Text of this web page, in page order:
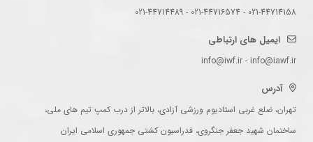
021-44714158 - 021-44716574 - 021-44714489
ایمیل های ارتباطی
info@iwf.ir - info@iawf.ir
آدرس
تهران، ضلع غربی استادیوم ورزشی آزادی، بالاتر از درب کمپ تیم های ملی،
ساختمان شهید جعفر جنگروی، فدراسیون کشتی جمهوری اسلامی ایران